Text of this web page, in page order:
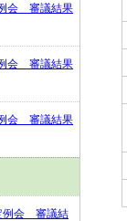
会 審議結果
会 審議結果
会 審議結果
例会 審議結